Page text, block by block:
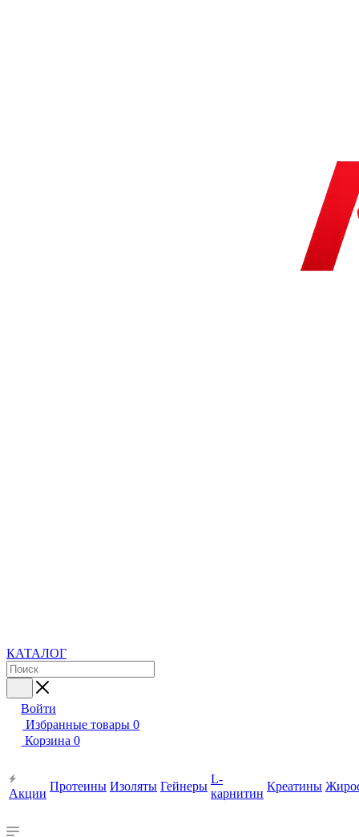
КАТАЛОГ
Войти
Избранные товары 0
Корзина 0
Акции
Протеины Изоляты Гейнеры
L-
карнитин
Креатины